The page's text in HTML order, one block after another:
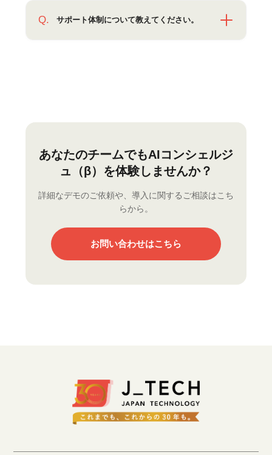
しております。詳細なセキュリティポリシー
についてはお問い合わせください。
Q. サポート体制について教えてください。
あなたのチームでもAIコンシェルジ
ュ（β）を体験しませんか？
詳細なデモのご依頼や、導入に関するご相談はこち
らから。
お問い合わせはこちら